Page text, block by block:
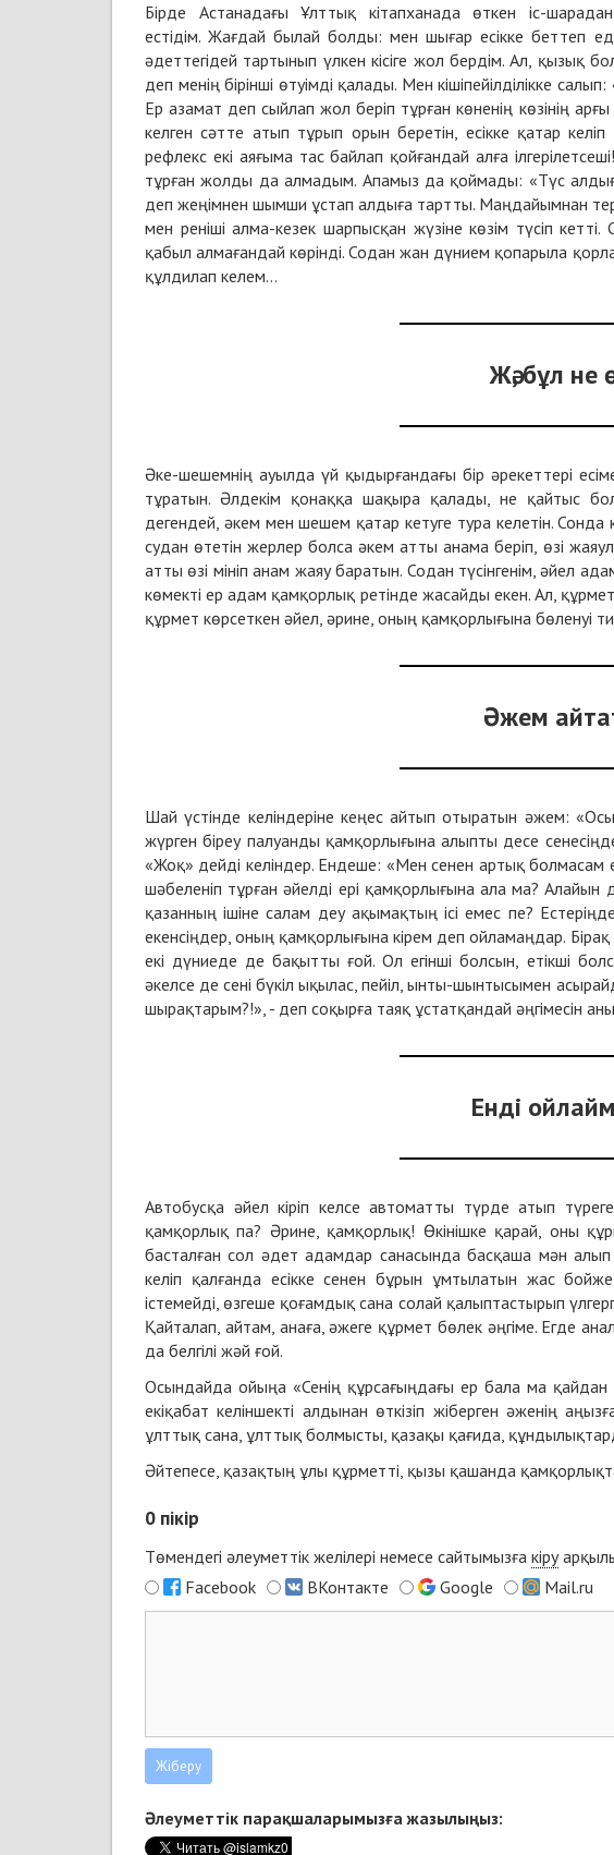
Бірде Астанадағы Ұлттық кітапханада өткен іс-
естідім. Жағдай былай болды: мен шығар есікке беттеп
әдеттегідей тартынып үлкен кісіге жол бердім. Ал, қызық
деп менің бірінші өтуімді қалады. Мен кішіпейілділікке
Ер азамат деп сыйлап жол беріп тұрған көненің көзінің арғы
келген сәтте атып тұрып орын беретін, есікке қатар
рефлекс екі аяғыма тас байлап қойғандай алға
тұрған жолды да алмадым. Апамыз да қоймады: «Түс
деп жеңімнен шымши ұстап алдыға тартты. Маңдайымнан
мен реніші алма-кезек шарпысқан жүзіне көзім түсіп
қабыл алмағандай көрінді. Содан жан дүнием қопарыла
құлдилап келем...
Жә, бұл не
Әке-шешемнің ауылда үй қыдырғандағы бір әрекеттері
тұратын. Әлдекім қонаққа шақыра қалады, не қайтыс
дегендей, әкем мен шешем қатар кетуге тура келетін. Сонда
судан өтетін жерлер болса әкем атты анама беріп, өзі
атты өзі мініп анам жаяу баратын. Содан түсінгенім, әйел
көмекті ер адам қамқорлық ретінде жасайды екен. Ал,
құрмет көрсеткен әйел, әрине, оның қамқорлығына бөленуі
Әжем
Шай үстінде келіндеріне кеңес айтып отыратын әжем:
жүрген біреу палуанды қамқорлығына алыпты десе
«Жоқ» дейді келіндер. Ендеше: «Мен сенен артық
шәбеленіп тұрған әйелді ері қамқорлығына ала ма? Алайын
қазанның ішіне салам деу ақымақтың ісі емес пе?
екенсіңдер, оның қамқорлығына кірем деп ойламаңдар.
екі дүниеде де бақытты ғой. Ол егінші болсын, етікші
әкелсе де сені бүкіл ықылас, пейіл, ынты-шынтысымен
шырақтарым?!», - деп соқырға таяқ ұстатқандай әңгімесін
Енді
Автобусқа әйел кіріп келсе автоматты түрде атып
қамқорлық па? Әрине, қамқорлық! Өкінішке қарай, оны
басталған сол әдет адамдар санасында басқаша мән
келіп қалғанда есікке сенен бұрын ұмтылатын жас
істемейді, өзгеше қоғамдық сана солай қалыптастырып
Қайталап, айтам, анаға, әжеге құрмет бөлек әңгіме. Егде
да белгілі жәй ғой.
Осындайда ойыңа «Сенің құрсағыңдағы ер бала ма
екіқабат келіншекті алдынан өткізіп жіберген әженің
ұлттық сана, ұлттық болмысты, қазақы қағида,
Әйтепесе, қазақтың ұлы құрметті, қызы қашанда
0 пікір
Төмендегі әлеуметтік желілері немесе сайтымызға кіру
Facebook
ВКонтакте Google Mail.ru
Әлеуметтік парақшаларымызға жазылыңыз: